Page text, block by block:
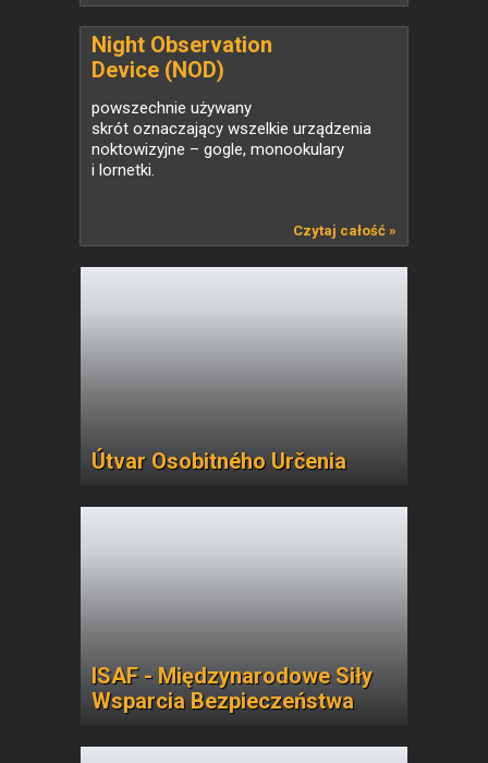
Night Observation
Device (NOD)
powszechnie używany
skrót oznaczający wszelkie urządzenia
noktowizyjne – gogle, monookulary
i lornetki.
Czytaj całość »
Útvar Osobitného Určenia
ISAF - Międzynarodowe Siły
Wsparcia Bezpieczeństwa